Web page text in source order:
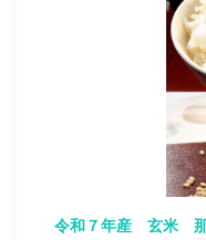
令和７年産 玄米